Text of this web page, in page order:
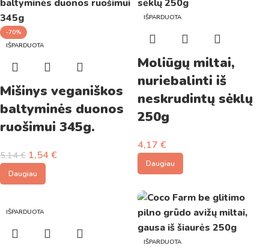
-70%
IŠPARDUOTA
Mišinys veganiškos
baltyminės duonos
ruošimui 345g.
5,14€ 1,54€
Daugiau
IŠPARDUOTA
Moliūgų miltai,
nuriebalinti iš
neskrudintų sėklų
250g
4,17 €
Daugiau
IŠPARDUOTA
IŠPARDUOTA